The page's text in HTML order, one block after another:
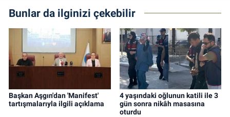
Bunlar da ilginizi çekebilir
Başkan Aşgın'dan 'Manifest'
tartışmalarıyla ilgili açıklama
4 yaşındaki oğlunun katili ile 3
gün sonra nikâh masasına
oturdu